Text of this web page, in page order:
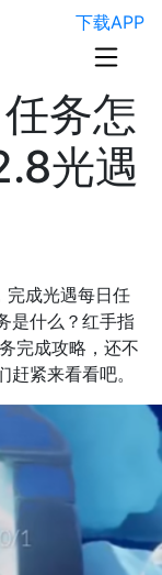
下载APP
务怎
光遇
完成光遇每日任
是什么？红手指
完成攻略，还不
紧来看看吧。